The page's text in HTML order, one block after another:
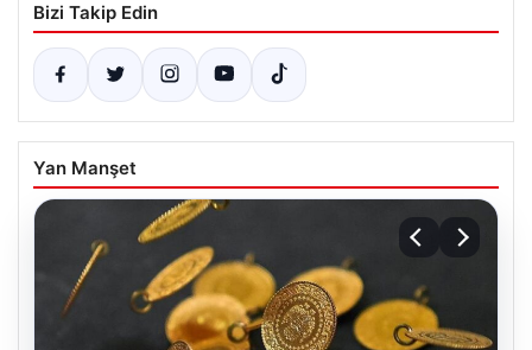
Bizi Takip Edin
Yan Manşet